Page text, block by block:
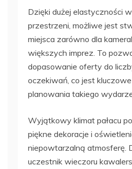
Dzięki dużej elastyczności
przestrzeni, możliwe jest
miejsca zarówno dla
większych imprez. To
dopasowanie oferty do
oczekiwań, co jest
planowania takiego
Wyjątkowy klimat pałacu
piękne dekoracje i
niepowtarzalną atmosferę.
uczestnik wieczoru